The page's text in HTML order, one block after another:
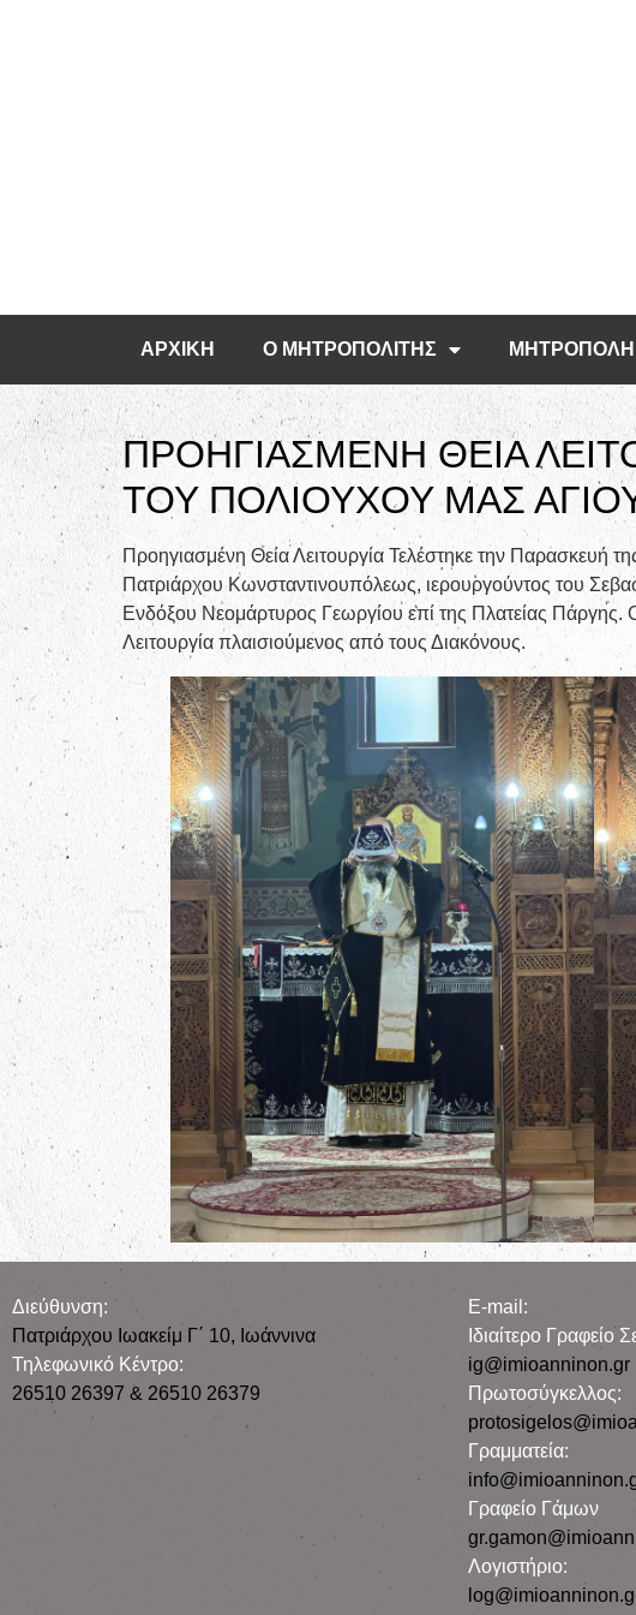
ΑΡΧΙΚΗ Ο ΜΗΤΡΟΠΟΛΙΤΗΣ ΜΗΤΡΟΠΟΛΗ
ΠΡΟΗΓΙΑΣΜΕΝΗ ΘΕΙΑ
ΤΟΥ ΠΟΛΙΟΥΧΟΥ ΜΑΣ
Προηγιασμένη Θεία Λειτουργία Τελέστηκε την Παρασκευή
Πατριάρχου Κωνσταντινουπόλεως, ιερουργούντος του
Ενδόξου Νεομάρτυρος Γεωργίου επί της Πλατείας
Λειτουργία πλαισιούμενος από τους Διακόνους.
Διεύθυνση:
Πατριάρχου Ιωακείμ Γ΄ 10, Iωάννινα
Τηλεφωνικό Κέντρο:
26510 26397 & 26510 26379
E-mail:
Iδιαίτερο Γραφείο
ig@imioanninon.gr
Πρωτοσύγκελλος:
Γραμματεία:
Γραφείο Γάμων
Λογιστήριο: